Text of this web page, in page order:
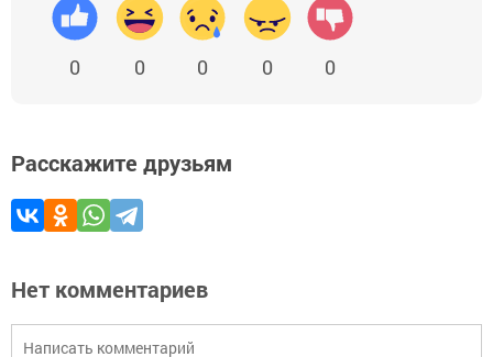
0 0 0 0 0
Расскажите друзьям
Нет комментариев